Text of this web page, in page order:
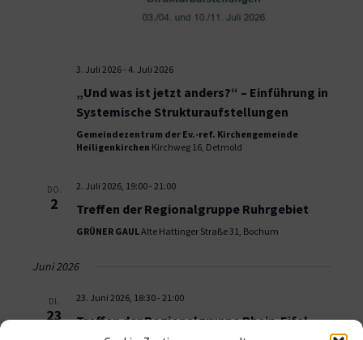
3. Juli 2026- 4. Juli 2026
„Und was ist jetzt anders?“ – Einführung in
Systemische Strukturaufstellungen
Gemeindezentrum der Ev.-ref. Kirchengemeinde
Heiligenkirchen Kirchweg 16, Detmold
DO.
2
2. Juli 2026, 19:00- 21:00
Treffen der Regionalgruppe Ruhrgebiet
GRÜNER GAULAlte Hattinger Straße 31, Bochum
Juni 2026
DI.
23
23. Juni 2026, 18:30- 21:00
Treffen der Regionalgruppe Rhein-Eifel